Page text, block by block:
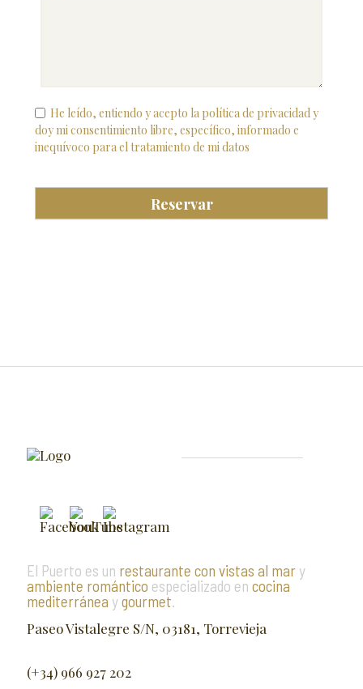
He leído, entiendo y acepto la política de privacidad y
doy mi consentimiento libre, específico, informado e
inequívoco para el tratamiento de mi datos
El Puerto es un restaurante con vistas al mar y
ambiente romántico especializado en cocina
mediterránea ygourmet.
Paseo Vistalegre S/N, 03181, Torrevieja
(+34) 966 927 202